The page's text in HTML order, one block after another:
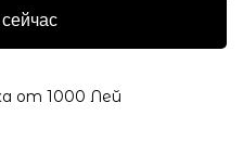
от 1000 Лей